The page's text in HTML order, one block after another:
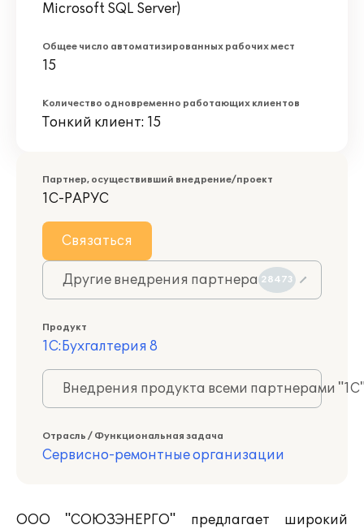
Microsoft SQL Server)
Общее число автоматизированных рабочих мест
15
Количество одновременно работающих клиентов
Тонкий клиент: 15
Партнер, осуществивший внедрение/проект
1С-РАРУС
Связаться
Другие внедрения партнера 28473
Продукт
1С:Бухгалтерия 8
Внедрения продукта всеми партнерами
Отрасль / Функциональная задача
Сервисно-ремонтные организации
ООО "СОЮЗЭНЕРГО" предлагает широкий